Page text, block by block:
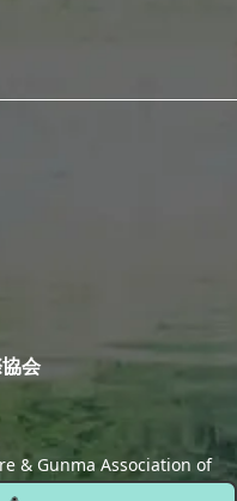
会
& Gunma Association of
Exchange